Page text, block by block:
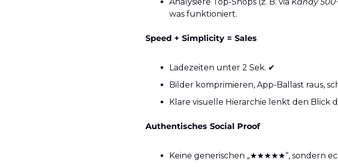
was funktioniert.
Speed + Simplicity = Sales
Ladezeiten unter 2 Sek. ✔️
Bilder komprimieren, App-Ballast raus,
Klare visuelle Hierarchie lenkt den Blick
Authentisches Social Proof
Keine generischen „★★★★★“, sondern